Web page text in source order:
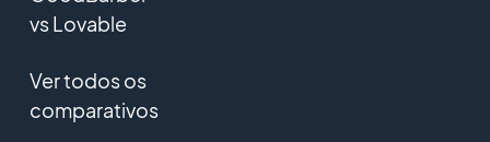
vs Lovable
Ver todos os
comparativos